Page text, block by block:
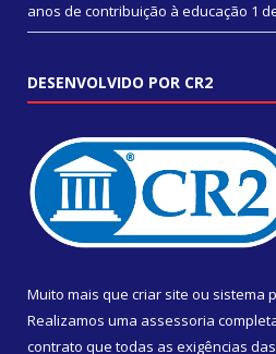
anos de contribuição à educação 1
DESENVOLVIDO POR CR2
Muito mais que criar site ou sistema
Realizamos uma assessoria
contrato que todas as exigências das